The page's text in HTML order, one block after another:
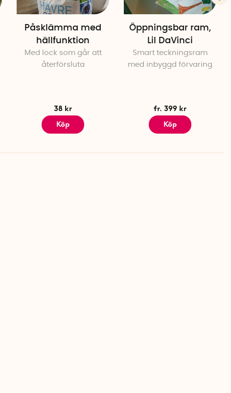
Påsklämma med
hällfunktion
Med lock som går att
återförsluta
38 kr
Köp
Öppningsbar ram,
Lil DaVinci
Smart teckningsram
med inbyggd förvaring
fr. 399 kr
Köp